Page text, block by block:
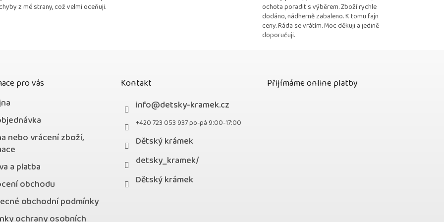
z
z mé strany, což velmi oceňuji.
ochota poradit s výběrem. Zboží rychle
dodáno, nádherně zabaleno. K tomu fajn
ceny. Ráda se vrátím. Moc děkuji a jedině
doporučuji.
pro vás
nebo vrácení zboží,
a platba
obchodu
obchodní podmínky
ochrany osobních
Kontakt
info@detsky-kramek.cz
+420 723 053 937 po-pá 9:00-17:00
Dětský krámek
detsky_kramek/
Dětský krámek
Přijímáme online platby